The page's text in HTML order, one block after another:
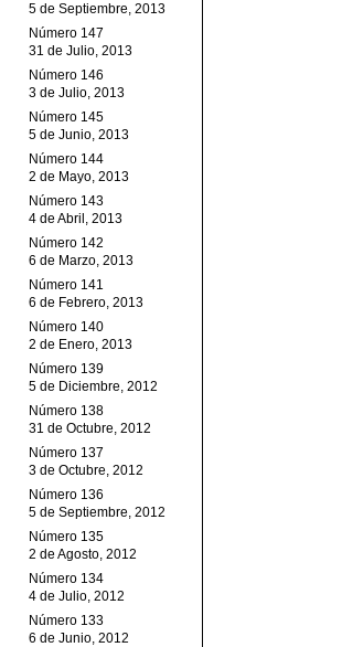
5 de Septiembre, 2013
Número 147
31 de Julio, 2013
Número 146
3 de Julio, 2013
Número 145
5 de Junio, 2013
Número 144
2 de Mayo, 2013
Número 143
4 de Abril, 2013
Número 142
6 de Marzo, 2013
Número 141
6 de Febrero, 2013
Número 140
2 de Enero, 2013
Número 139
5 de Diciembre, 2012
Número 138
31 de Octubre, 2012
Número 137
3 de Octubre, 2012
Número 136
5 de Septiembre, 2012
Número 135
2 de Agosto, 2012
Número 134
4 de Julio, 2012
Número 133
6 de Junio, 2012